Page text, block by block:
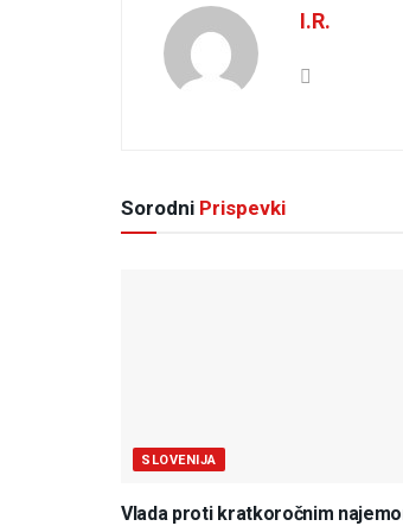
I.R.
Sorodni Prispevki
SLOVENIJA
Vlada proti kratkoročnim